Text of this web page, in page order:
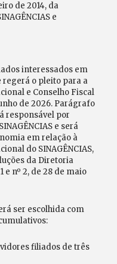
de 2014, da
e
interessados em
regerá o pleito para a
e Conselho Fiscal
de 2026. Parágrafo
responsável por
e será
em relação à
do SINAGÊNCIAS,
da Diretoria
e nº 2, de 28 de maio
ser escolhida com
filiados de três